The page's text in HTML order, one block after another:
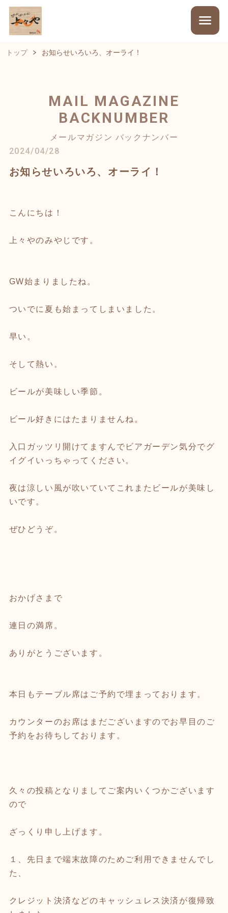
トップ お知らせいろいろ、オーライ！
MAIL MAGAZINE
BACKNUMBER
メールマガジン バックナンバー
2024/04/28
お知らせいろいろ、オーライ！
こんにちは！
上々やのみやじです。
GW始まりましたね。
ついでに夏も始まってしまいました。
早い。
そして熱い。
ビールが美味しい季節。
ビール好きにはたまりませんね。
入口ガッツリ開けてますんでビアガーデン気分でグ
イグイいっちゃってください。
夜は涼しい風が吹いていてこれまたビールが美味し
いです。
ぜひどうぞ。
おかげさまで
連日の満席。
ありがとうございます。
本日もテーブル席はご予約で埋まっております。
カウンターのお席はまだございますのでお早目のご
予約をお待ちしております。
久々の投稿となりましてご案内いくつかございます
ので
ざっくり申し上げます。
１、先日まで端末故障のためご利用できませんでし
た、
クレジット決済などのキャッシュレス決済が復帰致